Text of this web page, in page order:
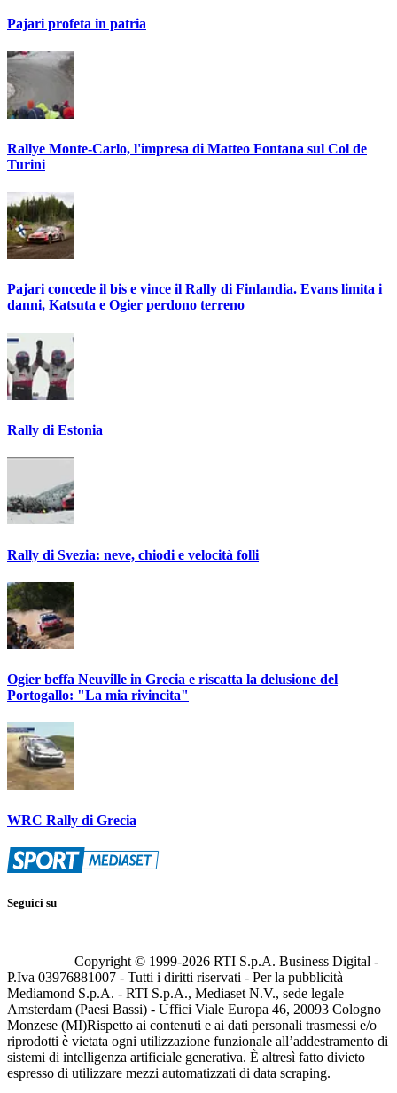
Pajari profeta in patria
Rallye Monte-Carlo, l'impresa di Matteo Fontana sul Col de
Turini
Pajari concede il bis e vince il Rally di Finlandia. Evans limita i
danni, Katsuta e Ogier perdono terreno
Rally di Estonia
Rally di Svezia: neve, chiodi e velocità folli
Ogier beffa Neuville in Grecia e riscatta la delusione del
Portogallo: "La mia rivincita"
WRC Rally di Grecia
Seguici su
Copyright © 1999-2026 RTI S.p.A. Business Digital -
P.Iva 03976881007 - Tutti i diritti riservati - Per la pubblicità
Mediamond S.p.A. - RTI S.p.A., Mediaset N.V., sede legale
Amsterdam (Paesi Bassi) - Uffici Viale Europa 46, 20093 Cologno
Monzese (MI)Rispetto ai contenuti e ai dati personali trasmessi e/o
riprodotti è vietata ogni utilizzazione funzionale all’addestramento di
sistemi di intelligenza artificiale generativa. È altresì fatto divieto
espresso di utilizzare mezzi automatizzati di data scraping.